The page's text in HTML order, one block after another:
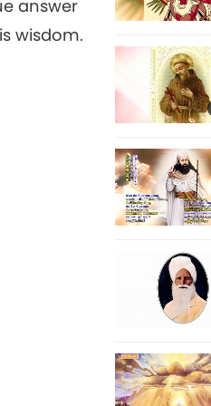
answer
wisdom.